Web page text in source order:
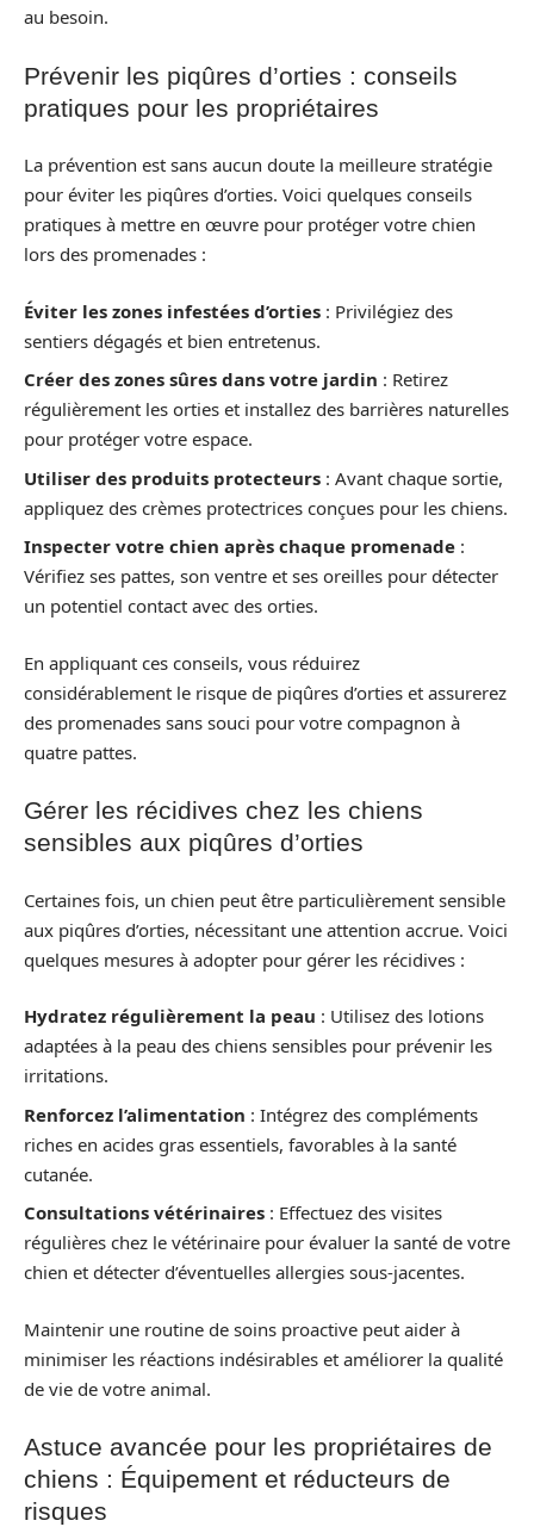
au besoin.
Prévenir les piqûres d’orties : conseils
pratiques pour les propriétaires
La prévention est sans aucun doute la meilleure stratégie
pour éviter les piqûres d’orties. Voici quelques conseils
pratiques à mettre en œuvre pour protéger votre chien
lors des promenades :
Éviter les zones infestées d’orties : Privilégiez des
sentiers dégagés et bien entretenus.
Créer des zones sûres dans votre jardin : Retirez
régulièrement les orties et installez des barrières naturelles
pour protéger votre espace.
Utiliser des produits protecteurs : Avant chaque sortie,
appliquez des crèmes protectrices conçues pour les chiens.
Inspecter votre chien après chaque promenade :
Vérifiez ses pattes, son ventre et ses oreilles pour détecter
un potentiel contact avec des orties.
En appliquant ces conseils, vous réduirez
considérablement le risque de piqûres d’orties et assurerez
des promenades sans souci pour votre compagnon à
quatre pattes.
Gérer les récidives chez les chiens
sensibles aux piqûres d’orties
Certaines fois, un chien peut être particulièrement sensible
aux piqûres d’orties, nécessitant une attention accrue. Voici
quelques mesures à adopter pour gérer les récidives :
Hydratez régulièrement la peau : Utilisez des lotions
adaptées à la peau des chiens sensibles pour prévenir les
irritations.
Renforcez l’alimentation : Intégrez des compléments
riches en acides gras essentiels, favorables à la santé
cutanée.
Consultations vétérinaires : Effectuez des visites
régulières chez le vétérinaire pour évaluer la santé de votre
chien et détecter d’éventuelles allergies sous-jacentes.
Maintenir une routine de soins proactive peut aider à
minimiser les réactions indésirables et améliorer la qualité
de vie de votre animal.
Astuce avancée pour les propriétaires de
chiens : Équipement et réducteurs de
risques